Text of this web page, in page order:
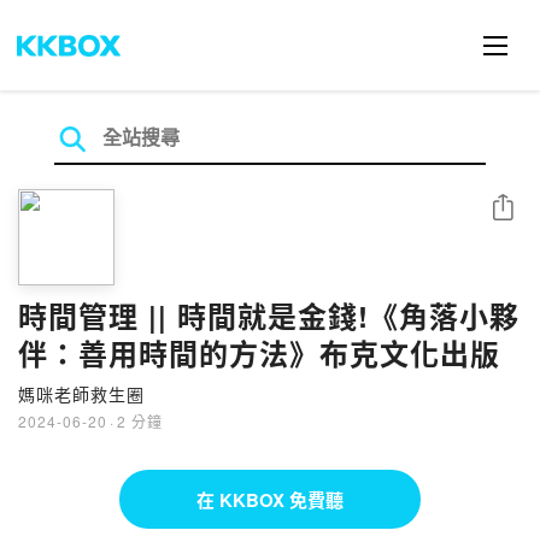
時間管理 || 時間就是金錢!《角落小夥
伴：善用時間的方法》布克文化出版
媽咪老師救生圈
2024-06-20 · 2 分鐘
分享
在 KKBOX 免費聽